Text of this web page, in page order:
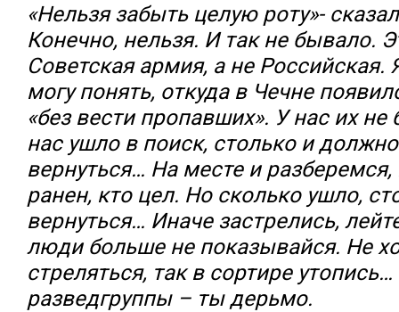
«Нельзя забыть целую роту»-
Конечно, нельзя. И так не бывало.
Советская армия, а не Российская.
могу понять, откуда в Чечне
«без вести пропавших». У нас их
нас ушло в поиск, столько и
вернуться… На месте и разберемся,
ранен, кто цел. Но сколько ушло,
вернуться… Иначе застрелись,
люди больше не показывайся. Не
стреляться, так в сортире
разведгруппы – ты дерьмо.